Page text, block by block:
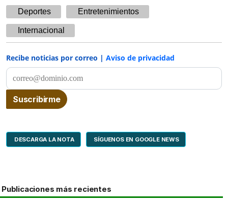
Deportes Entretenimientos
Internacional
Recibe noticias por correo | Aviso de privacidad
DESCARGA LA NOTA SÍGUENOS EN GOOGLE NEWS
Publicaciones más recientes